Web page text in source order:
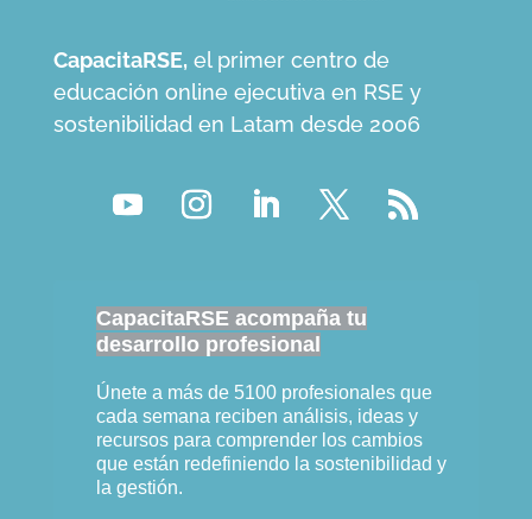
CapacitaRSE, el primer centro de
educación online ejecutiva en RSE y
sostenibilidad en Latam desde 2006
CapacitaRSE acompaña tu
desarrollo profesional
Únete a más de 5100 profesionales que
cada semana reciben análisis, ideas y
recursos para comprender los cambios
que están redefiniendo la sostenibilidad y
la gestión.